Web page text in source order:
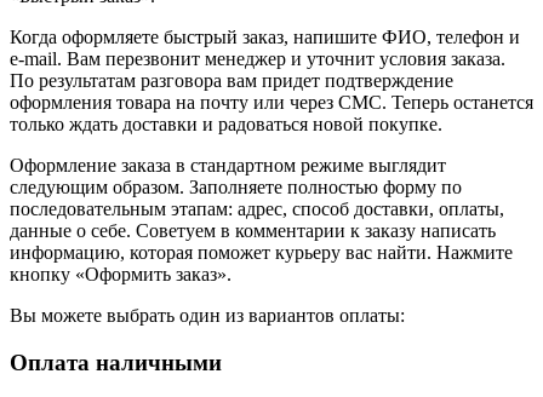
Когда оформляете быстрый заказ, напишите ФИО, телефон и
e-mail. Вам перезвонит менеджер и уточнит условия заказа.
По результатам разговора вам придет подтверждение
оформления товара на почту или через СМС. Теперь останется
только ждать доставки и радоваться новой покупке.
Оформление заказа в стандартном режиме выглядит
следующим образом. Заполняете полностью форму по
последовательным этапам: адрес, способ доставки, оплаты,
данные о себе. Советуем в комментарии к заказу написать
информацию, которая поможет курьеру вас найти. Нажмите
кнопку «Оформить заказ».
Вы можете выбрать один из вариантов оплаты:
Оплата наличными